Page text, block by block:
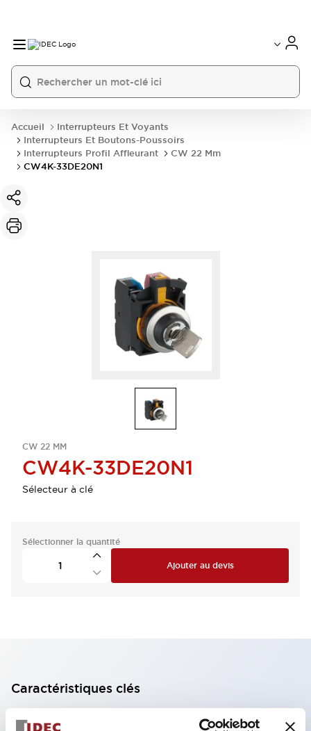
Accueil
Interrupteurs Et Voyants
Interrupteurs Et Boutons-Poussoirs
Interrupteurs Profil Affleurant
CW 22 Mm
CW4K-33DE20N1
CW 22 MM
CW4K-33DE20N1
Sélecteur à clé
Sélectionner la quantité
Ajouter au devis
Caractéristiques clés
Bloc de contact à 2 étages avec 2 contacts,